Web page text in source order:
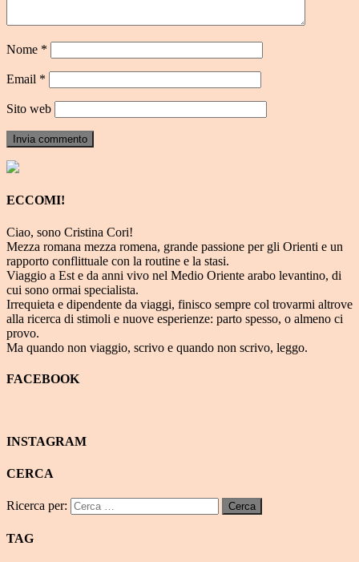
Nome *
Email *
Sito web
ECCOMI!
Ciao, sono Cristina Cori!
Mezza romana mezza romena, grande passione per gli Orienti e un
rapporto conflittuale con la routine e la stasi.
Viaggio a Est e da anni vivo nel Medio Oriente arabo levantino, di
cui sono ormai specialista.
Irrequieta e dipendente da viaggi, finisco sempre col trovarmi altrove
alla ricerca di stimoli e nuove esperienze: parto spesso, o almeno ci
provo.
Ma quando non viaggio, scrivo e quando non scrivo, leggo.
FACEBOOK
INSTAGRAM
CERCA
Ricerca per:
TAG